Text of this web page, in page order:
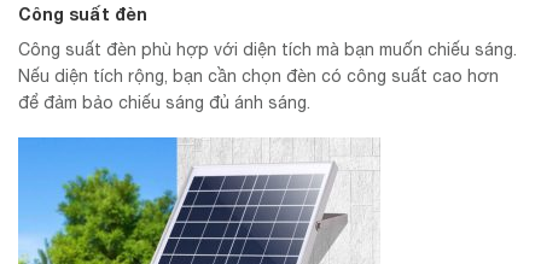
Công suất đèn
Công suất đèn phù hợp với diện tích mà bạn muốn chiếu sáng.
Nếu diện tích rộng, bạn cần chọn đèn có công suất cao hơn
để đảm bảo chiếu sáng đủ ánh sáng.